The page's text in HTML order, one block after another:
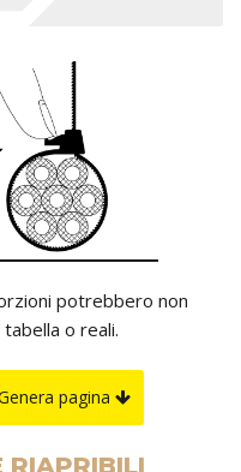
potrebbero non
o reali.
pagina